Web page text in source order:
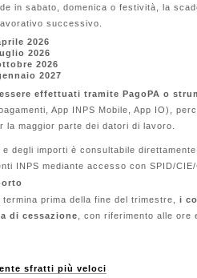
in sabato, domenica o festività, la
successivo.
2026
2026
2026
2027
effettuati tramite PagoPA o
App INPS Mobile, App IO),
la maggior parte dei datori di lavoro.
degli importi è consultabile direttamente
INPS mediante accesso con SPID/CIE/
prima della fine del trimestre,
i
di cessazione , con riferimento alle
sfratti più veloci